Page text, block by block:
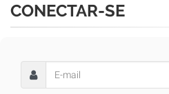
CONECTAR-SE